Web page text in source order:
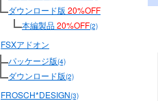
ダウンロード版 20%OFF
本編製品20%OFF(2)
FSXアドオン
パッケージ版(4)
ダウンロード版(2)
FROSCH*DESIGN(3)